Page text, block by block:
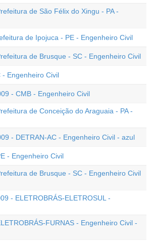
de São Félix do Xingu - PA -
de Ipojuca - PE - Engenheiro Civil
de Brusque - SC - Engenheiro Civil
- Engenheiro Civil
- CMB - Engenheiro Civil
de Conceição do Araguaia - PA -
- DETRAN-AC - Engenheiro Civil - azul
- Engenheiro Civil
de Brusque - SC - Engenheiro Civil
- ELETROBRÁS-ELETROSUL -
FURNAS - Engenheiro Civil -